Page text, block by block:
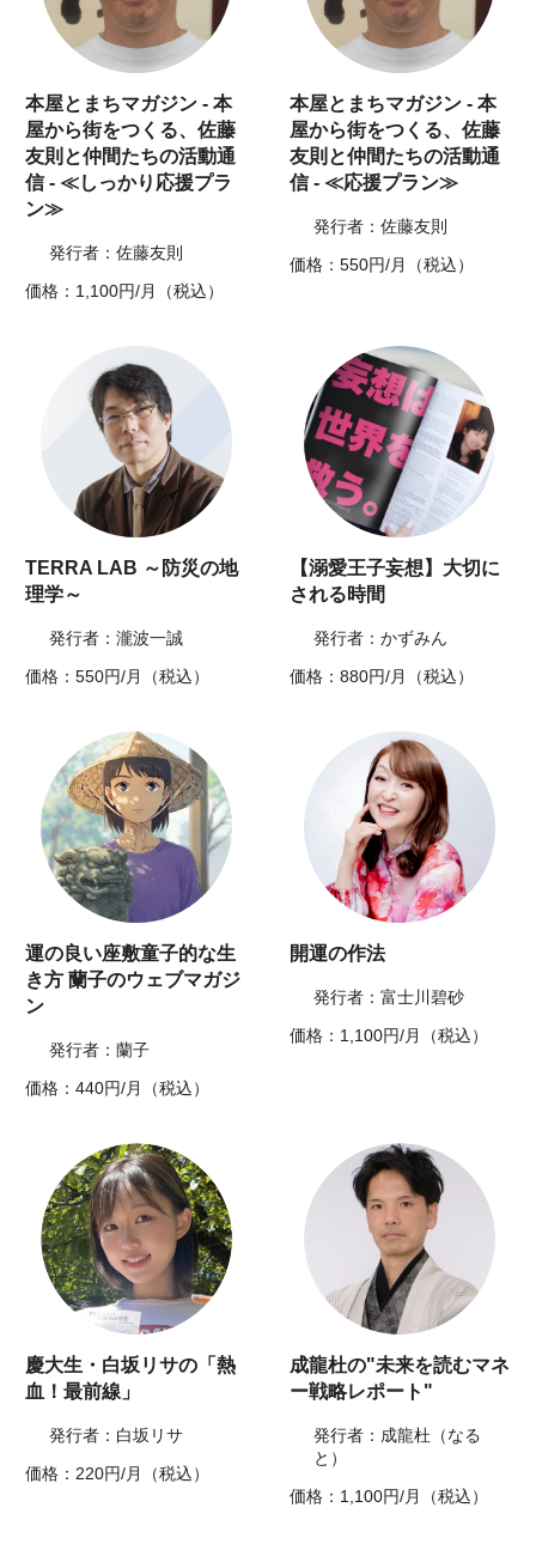
本屋とまちマガジン - 本
屋から街をつくる、佐藤
友則と仲間たちの活動通
信 - ≪しっかり応援プラ
ン≫
発行者：佐藤友則
価格：1,100円/月（税込）
本屋とまちマガジン - 本
屋から街をつくる、佐藤
友則と仲間たちの活動通
信 - ≪応援プラン≫
発行者：佐藤友則
価格：550円/月（税込）
TERRA LAB ～防災の地
理学～
発行者：瀧波一誠
価格：550円/月（税込）
【溺愛王子妄想】大切に
される時間
発行者：かずみん
価格：880円/月（税込）
運の良い座敷童子的な生
き方 蘭子のウェブマガジ
ン
発行者：蘭子
価格：440円/月（税込）
開運の作法
発行者：富士川碧砂
価格：1,100円/月（税込）
慶大生・白坂リサの「熱
血！最前線」
発行者：白坂リサ
価格：220円/月（税込）
成龍杜の"未来を読むマネ
ー戦略レポート"
発行者：成龍杜（なる
と）
価格：1,100円/月（税込）